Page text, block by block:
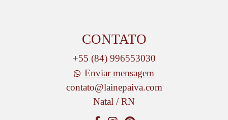
CONTATO
+55 (84) 996553030
Enviar mensagem
contato@lainepaiva.com
Natal / RN